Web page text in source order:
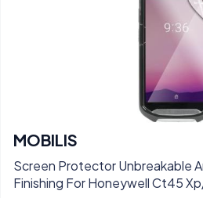
MOBILIS
Screen Protector Unbreakable
Finishing For Honeywell Ct45